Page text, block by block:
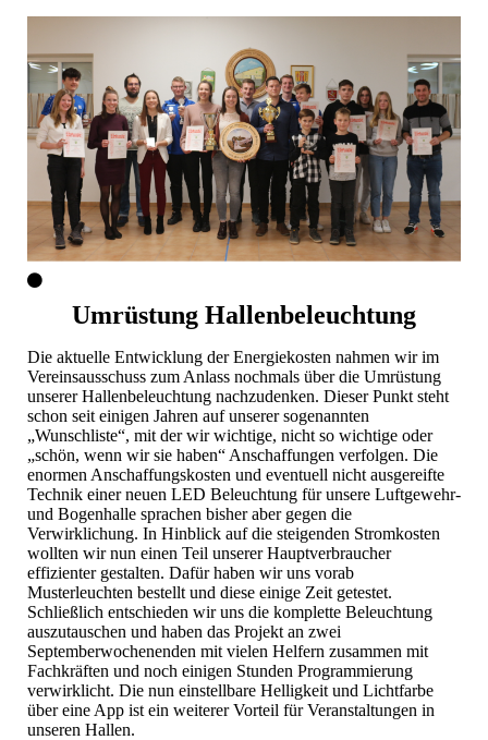
Umrüstung Hallenbeleuchtung
Die aktuelle Entwicklung der Energiekosten nahmen wir im
Vereinsausschuss zum Anlass nochmals über die Umrüstung
unserer Hallenbeleuchtung nachzudenken. Dieser Punkt steht
schon seit einigen Jahren auf unserer sogenannten
„Wunschliste“, mit der wir wichtige, nicht so wichtige oder
„schön, wenn wir sie haben“ Anschaffungen verfolgen. Die
enormen Anschaffungskosten und eventuell nicht ausgereifte
Technik einer neuen LED Beleuchtung für unsere Luftgewehr-
und Bogenhalle sprachen bisher aber gegen die
Verwirklichung. In Hinblick auf die steigenden Stromkosten
wollten wir nun einen Teil unserer Hauptverbraucher
effizienter gestalten. Dafür haben wir uns vorab
Musterleuchten bestellt und diese einige Zeit getestet.
Schließlich entschieden wir uns die komplette Beleuchtung
auszutauschen und haben das Projekt an zwei
Septemberwochenenden mit vielen Helfern zusammen mit
Fachkräften und noch einigen Stunden Programmierung
verwirklicht. Die nun einstellbare Helligkeit und Lichtfarbe
über eine App ist ein weiterer Vorteil für Veranstaltungen in
unseren Hallen.